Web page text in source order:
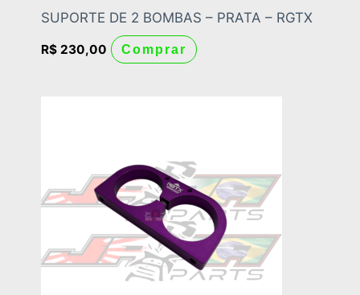
SUPORTE DE 2 BOMBAS – PRATA – RGTX
R$ 230,00 Comprar